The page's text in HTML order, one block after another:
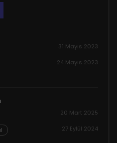
31 Mayıs 2023
24 Mayıs 2023
20 Mart 2025
27 Eylül 2024